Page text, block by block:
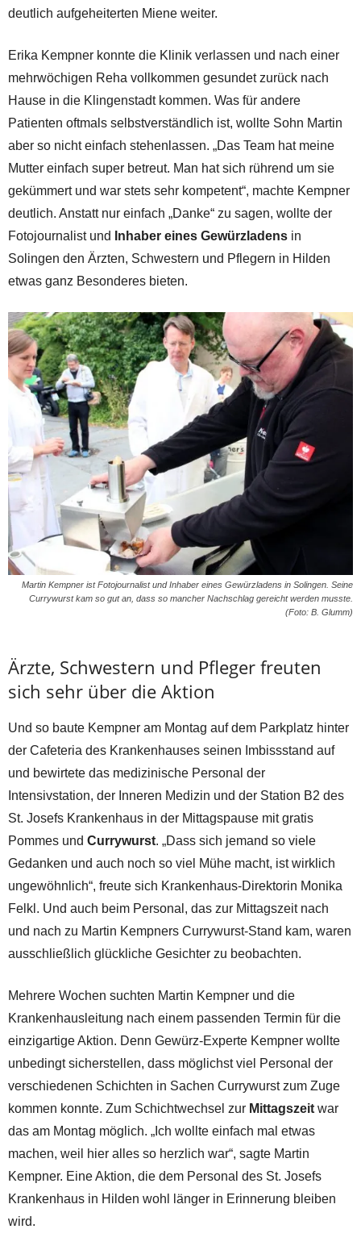
deutlich aufgeheiterten Miene weiter.
Erika Kempner konnte die Klinik verlassen und nach einer
mehrwöchigen Reha vollkommen gesundet zurück nach
Hause in die Klingenstadt kommen. Was für andere
Patienten oftmals selbstverständlich ist, wollte Sohn Martin
aber so nicht einfach stehenlassen. „Das Team hat meine
Mutter einfach super betreut. Man hat sich rührend um sie
gekümmert und war stets sehr kompetent“, machte Kempner
deutlich. Anstatt nur einfach „Danke“ zu sagen, wollte der
Fotojournalist und
Inhaber eines Gewürzladens in
Solingen den Ärzten, Schwestern und Pflegern in Hilden
etwas ganz Besonderes bieten.
Martin Kempner ist Fotojournalist und Inhaber eines Gewürzladens in Solingen. Seine
Currywurst kam so gut an, dass so mancher Nachschlag gereicht werden musste.
(Foto: B. Glumm)
Ärzte, Schwestern und Pfleger freuten
sich sehr über die Aktion
Und so baute Kempner am Montag auf dem Parkplatz hinter
der Cafeteria des Krankenhauses seinen Imbissstand auf
und bewirtete das medizinische Personal der
Intensivstation, der Inneren Medizin und der Station B2 des
St. Josefs Krankenhaus in der Mittagspause mit gratis
Pommes und Currywurst. „Dass sich jemand so viele
Gedanken und auch noch so viel Mühe macht, ist wirklich
ungewöhnlich“, freute sich Krankenhaus-Direktorin Monika
Felkl. Und auch beim Personal, das zur Mittagszeit nach
und nach zu Martin Kempners Currywurst-Stand kam, waren
ausschließlich glückliche Gesichter zu beobachten.
Mehrere Wochen suchten Martin Kempner und die
Krankenhausleitung nach einem passenden Termin für die
einzigartige Aktion. Denn Gewürz-Experte Kempner wollte
unbedingt sicherstellen, dass möglichst viel Personal der
verschiedenen Schichten in Sachen Currywurst zum Zuge
kommen konnte. Zum Schichtwechsel zur Mittagszeit war
das am Montag möglich. „Ich wollte einfach mal etwas
machen, weil hier alles so herzlich war“, sagte Martin
Kempner. Eine Aktion, die dem Personal des St. Josefs
Krankenhaus in Hilden wohl länger in Erinnerung bleiben
wird.